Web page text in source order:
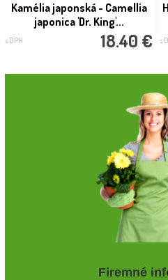
Kamélia japonská - Camellia
japonica 'Dr. King'...
s DPH 18.40 € s
Firemné